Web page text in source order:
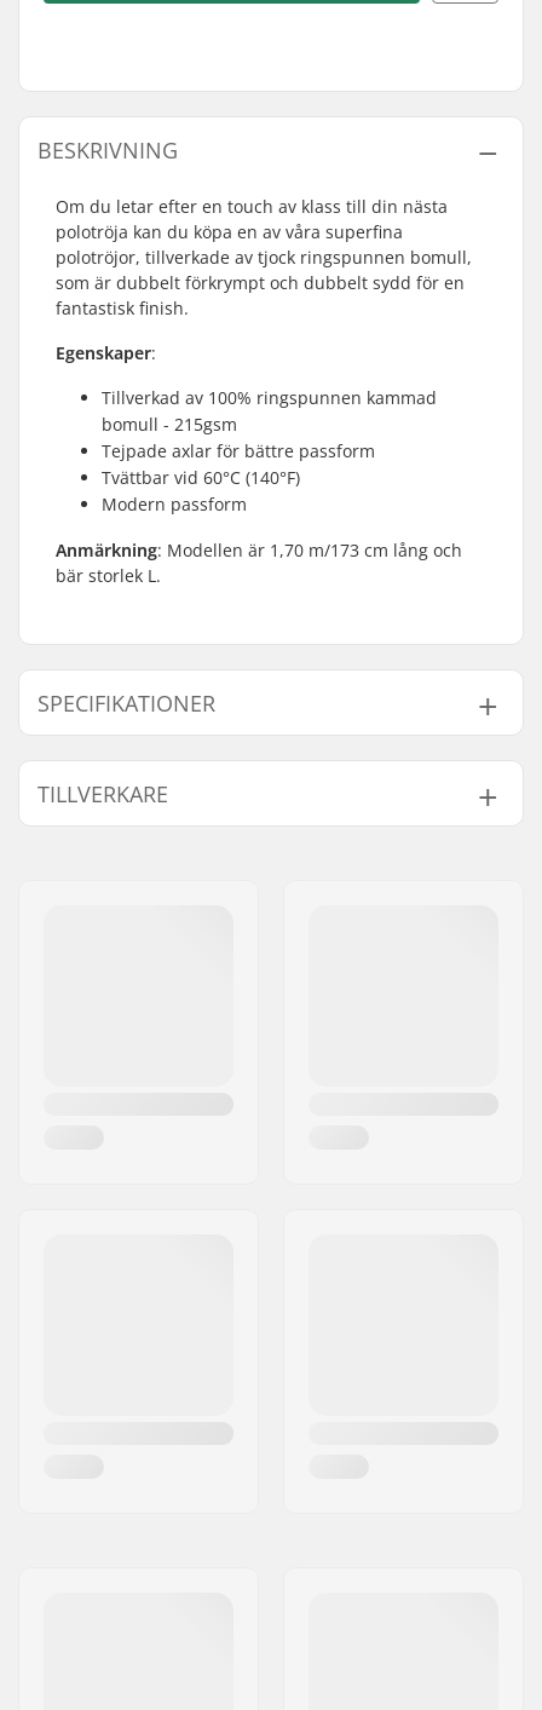
BESKRIVNING
Om du letar efter en touch av klass till din nästa
polotröja kan du köpa en av våra superfina
polotröjor, tillverkade av tjock ringspunnen bomull,
som är dubbelt förkrympt och dubbelt sydd för en
fantastisk finish.
Egenskaper:
Tillverkad av 100% ringspunnen kammad
bomull - 215gsm
Tejpade axlar för bättre passform
Tvättbar vid 60°C (140°F)
Modern passform
Anmärkning: Modellen är 1,70 m/173 cm lång och
bär storlek L.
SPECIFIKATIONER
Passform:
Regular Fit
Krage:
Ärmar:
Short Sleeve
TILLVERKARE